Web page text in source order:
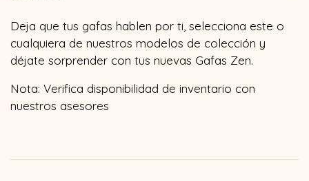
Deja que tus gafas hablen por ti, selecciona este o
cualquiera de nuestros modelos de colección y
déjate sorprender con tus nuevas Gafas Zen.
Nota: Verifica disponibilidad de inventario con
nuestros asesores